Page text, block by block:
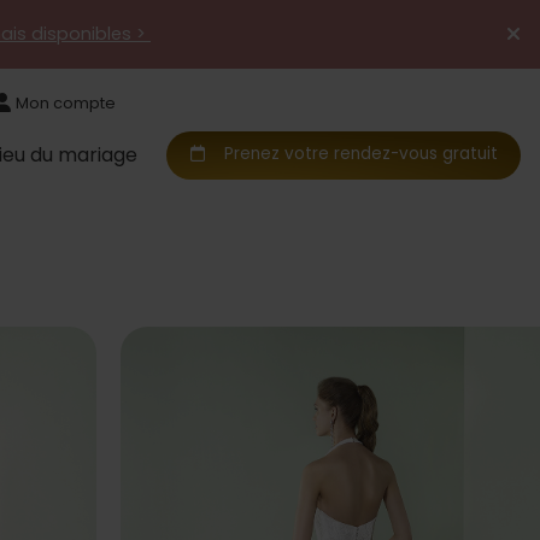
disponibles >
Mon compte
du mariage Prenez votre rendez-vous gratuit